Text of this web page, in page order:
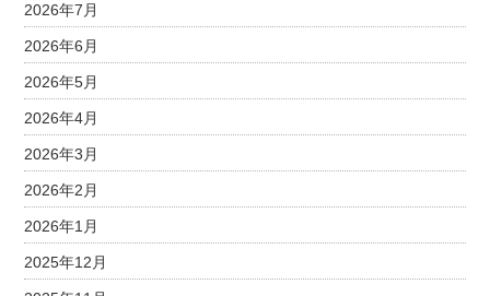
2026年7月
2026年6月
2026年5月
2026年4月
2026年3月
2026年2月
2026年1月
2025年12月